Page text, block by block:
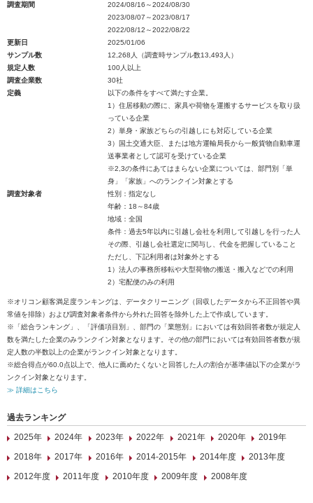
調査期間
2024/08/16～2024/08/30
2023/08/07～2023/08/17
2022/08/12～2022/08/22
更新日
2025/01/06
サンプル数
12,268人（調査時サンプル数13,493人）
規定人数
100人以上
調査企業数
30社
定義
以下の条件をすべて満たす企業。
1）住居移動の際に、家具や荷物を運搬するサービスを取り扱
っている企業
2）単身・家族どちらの引越しにも対応している企業
3）国土交通大臣、または地方運輸局長から一般貨物自動車運
送事業者として認可を受けている企業
※2,3の条件にあてはまらない企業については、部門別「単
身」「家族」へのランクイン対象とする
調査対象者
性別：指定なし
年齢：18～84歳
地域：全国
条件：過去5年以内に引越し会社を利用して引越しを行った人
その際、引越し会社選定に関与し、代金を把握していること
ただし、下記利用者は対象外とする
1）法人の事務所移転や大型荷物の搬送・搬入などでの利用
2）宅配便のみの利用
※オリコン顧客満足度ランキングは、データクリーニング（回収したデータから不正回答や異
常値を排除）および調査対象者条件から外れた回答を除外した上で作成しています。
※「総合ランキング」、「評価項目別」、部門の「業態別」においては有効回答者数が規定人
数を満たした企業のみランクイン対象となります。その他の部門においては有効回答者数が規
定人数の半数以上の企業がランクイン対象となります。
※総合得点が60.0点以上で、他人に薦めたくないと回答した人の割合が基準値以下の企業がラ
ンクイン対象となります。
≫ 詳細はこちら
過去ランキング
2025年
2024年 2023年 2022年 2021年 2020年
2019年
2018年
2017年 2016年 2014-2015年 2014年度
2013年度
2012年度
2011年度 2010年度 2009年度 2008年度